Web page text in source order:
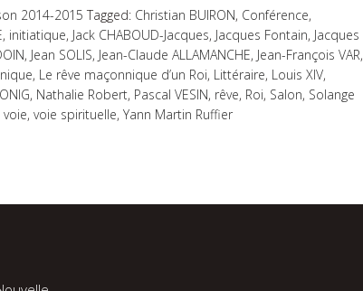
2014-2015 Tagged: Christian BUIRON, Conférence,
, initiatique, Jack CHABOUD-Jacques, Jacques Fontain, Jacques
, Jean SOLIS, Jean-Claude ALLAMANCHE, Jean-François VAR,
, Le rêve maçonnique d’un Roi, Littéraire, Louis XIV,
, Nathalie Robert, Pascal VESIN, rêve, Roi, Salon, Solange
voie, voie spirituelle, Yann Martin Ruffier